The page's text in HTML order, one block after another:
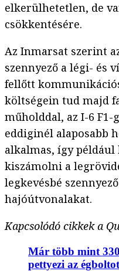
elkerülhetetlen, de
csökkentésére.
Az Inmarsat szerint
szennyező a légi- és
fellőtt
költségein tud majd
műholddal, az I-6
eddiginél alaposabb
alkalmas, így például
kiszámolni a
legkevésbé
hajóútvonalakat.
Kapcsolódó cikkek a
Már több mint
pettyezi az égboltot